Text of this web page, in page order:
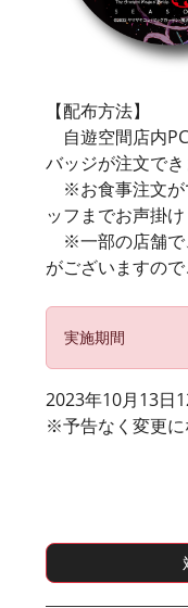
【配布方法】
自遊空間店内
バッジが注文でき
※お食事注文が
ッフまでお声掛け
※一部の店舗で
がございますので
実施期間
2023年10月13日
※予告なく変更に